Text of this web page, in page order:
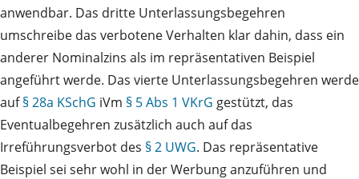
anwendbar. Das dritte Unterlassungsbegehren
umschreibe das verbotene Verhalten klar dahin, dass ein
anderer Nominalzins als im repräsentativen Beispiel
angeführt werde. Das vierte Unterlassungsbegehren werde
auf§ 28a KSchG iVm § 5 Abs 1 VKrG gestützt, das
Eventualbegehren zusätzlich auch auf das
Irreführungsverbot des § 2 UWG. Das repräsentative
Beispiel sei sehr wohl in der Werbung anzuführen und